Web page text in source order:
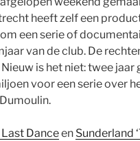
heeft zelf een
een serie of
van de club. De
is het niet: twee
voor een serie over
Danceen Sunderland